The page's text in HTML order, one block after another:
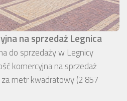
na sprzedaż Legnica
do sprzedaży w Legnicy
komercyjna na sprzedaż
metr kwadratowy (2 857